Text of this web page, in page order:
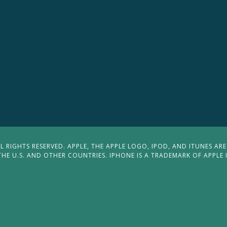
RESERVED. APPLE, THE APPLE LOGO, IPOD, AND ITUNES
U.S. AND OTHER COUNTRIES. IPHONE IS A TRADEMARK OF APPLE